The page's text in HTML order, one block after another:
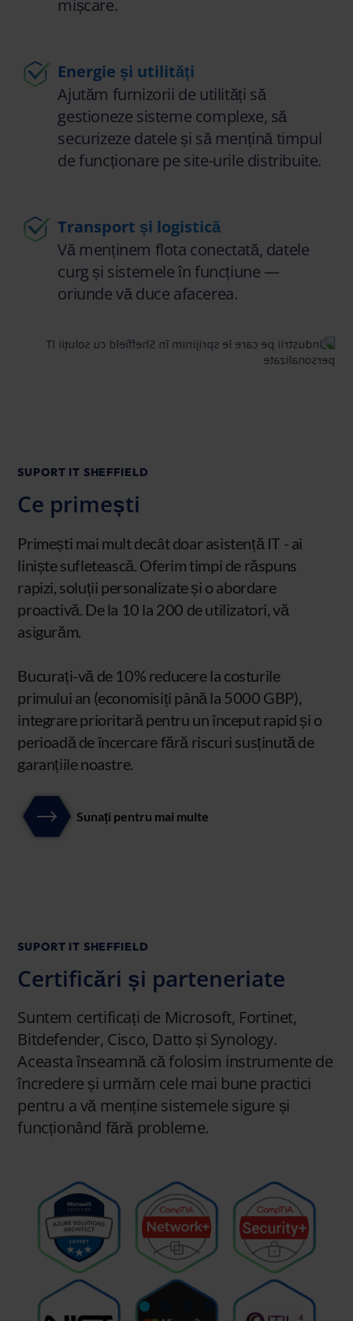
mișcare.
Energie și utilități
Ajutăm furnizorii de utilități să
gestioneze sisteme complexe, să
securizeze datele și să mențină timpul
de funcționare pe site-urile distribuite.
Transport și logistică
Vă menținem flota conectată, datele
curg și sistemele în funcțiune —
oriunde vă duce afacerea.
SUPORT IT SHEFFIELD
Ce primești
Primești mai mult decât doar asistență IT - ai
liniște sufletească. Oferim timpi de răspuns
rapizi, soluții personalizate și o abordare
proactivă. De la 10 la 200 de utilizatori, vă
asigurăm.
Bucurați-vă de 10% reducere la costurile
primului an (economisiți până la 5000 GBP),
integrare prioritară pentru un început rapid și o
perioadă de încercare fără riscuri susținută de
garanțiile noastre.
Sunați pentru mai multe
SUPORT IT SHEFFIELD
Certificări și parteneriate
Suntem certificați de Microsoft, Fortinet,
Bitdefender, Cisco, Datto și Synology.
Aceasta înseamnă că folosim instrumente de
încredere și urmăm cele mai bune practici
pentru a vă menține sistemele sigure și
funcționând fără probleme.